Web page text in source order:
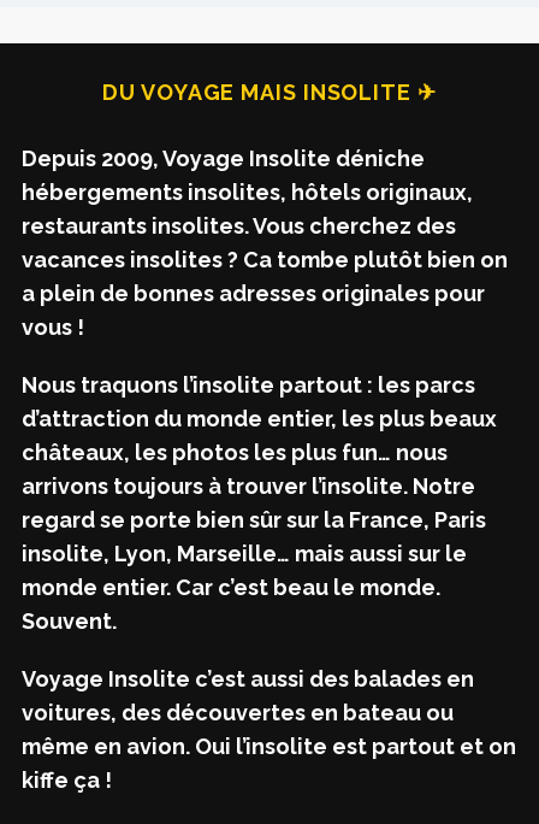
DU VOYAGE MAIS INSOLITE ✈
Depuis 2009, Voyage Insolite déniche
hébergements insolites, hôtels originaux,
restaurants insolites. Vous cherchez des
vacances insolites ? Ca tombe plutôt bien on
a plein de bonnes adresses originales pour
vous !
Nous traquons l’insolite partout : les parcs
d’attraction du monde entier, les plus beaux
châteaux, les photos les plus fun… nous
arrivons toujours à trouver l’insolite. Notre
regard se porte bien sûr sur la France, Paris
insolite, Lyon, Marseille… mais aussi sur le
monde entier. Car c’est beau le monde.
Souvent.
Voyage Insolite c’est aussi des balades en
voitures, des découvertes en bateau ou
même en avion. Oui l’insolite est partout et on
kiffe ça !